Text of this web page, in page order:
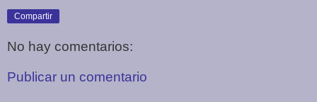
Compartir
No hay comentarios:
Publicar un comentario